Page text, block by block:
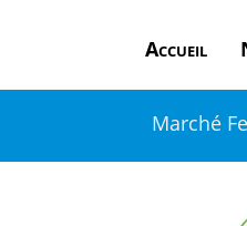
Accueil
Marché